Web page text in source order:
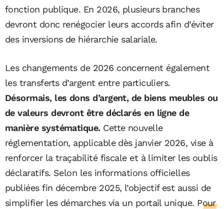
fonction publique. En 2026, plusieurs branches
devront donc renégocier leurs accords afin d’éviter
des inversions de hiérarchie salariale.
Les changements de 2026 concernent également
les transferts d’argent entre particuliers.
Désormais, les dons d’argent, de biens meubles ou
de valeurs devront être déclarés en ligne de
manière systématique. Cette nouvelle
réglementation, applicable dès janvier 2026, vise à
renforcer la traçabilité fiscale et à limiter les oublis
déclaratifs. Selon les informations officielles
publiées fin décembre 2025, l’objectif est aussi de
simplifier les démarches via un portail unique. Pour